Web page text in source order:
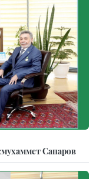
Сапаров